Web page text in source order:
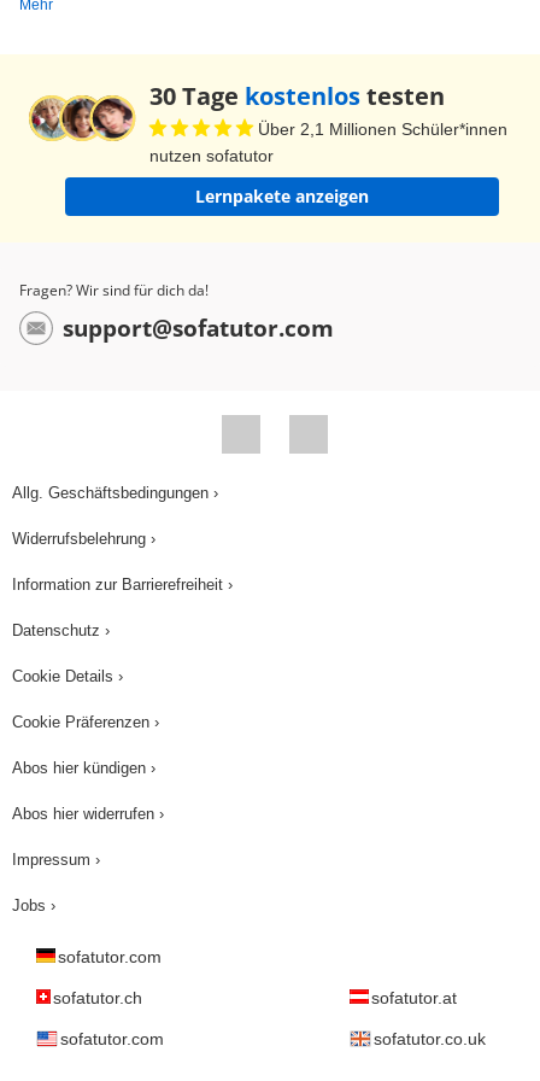
Mehr
30 Tage kostenlostesten
Über 2,1 Millionen Schüler*innen
nutzen sofatutor
Lernpakete anzeigen
Fragen? Wir sind für dich da!
support@sofatutor.com
Allg. Geschäftsbedingungen ›
Widerrufsbelehrung ›
Information zur Barrierefreiheit ›
Datenschutz ›
Cookie Details ›
Cookie Präferenzen ›
Abos hier kündigen ›
Abos hier widerrufen ›
Impressum ›
Jobs ›
sofatutor.com
sofatutor.ch sofatutor.at
sofatutor.com sofatutor.co.uk